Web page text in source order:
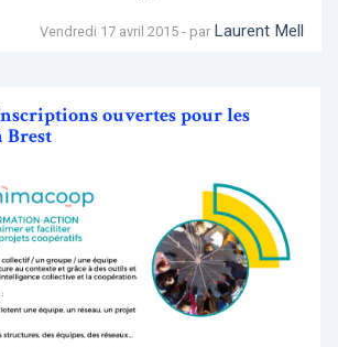
Vendredi 17 avril 2015 - par Laurent Mell
ouvertes pour les
Brest